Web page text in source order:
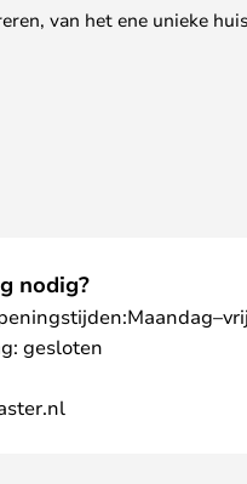
van het ene unieke
nodig?
gesloten